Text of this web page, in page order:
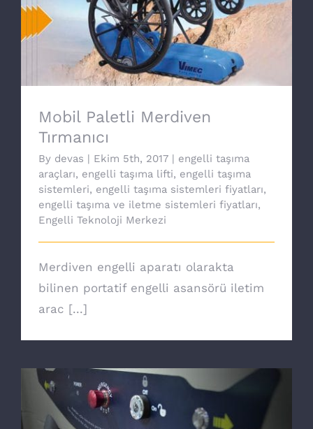
Mobil Paletli Merdiven Tırmanıcı
Mobil Paletli Merdiven
Tırmanıcı
By devas | Ekim 5th, 2017 | engelli taşıma
araçları, engelli taşıma lifti, engelli taşıma
sistemleri, engelli taşıma sistemleri fiyatları,
engelli taşıma ve iletme sistemleri fiyatları,
Engelli Teknoloji Merkezi
Merdiven engelli aparatı olarakta
bilinen portatif engelli asansörü iletim
arac [...]